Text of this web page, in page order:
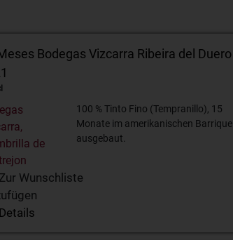
Bodegas Vizcarra Ribeira del Duero
de
100 % Tinto Fino (Tempranillo), 15
Monate im amerikanischen Barrique
ausgebaut.
Zur Wunschliste
Details